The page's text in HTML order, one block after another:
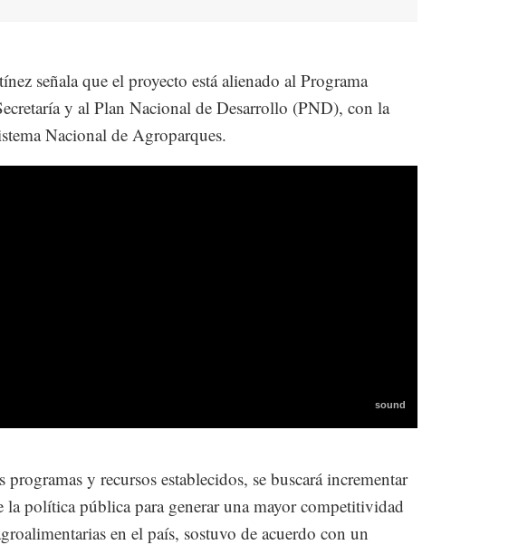
señala que el proyecto está alienado al Programa
y al Plan Nacional de Desarrollo (PND), con la
Nacional de Agroparques.
y recursos establecidos, se buscará incrementar
la política pública para generar una mayor competitividad
en el país, sostuvo de acuerdo con un